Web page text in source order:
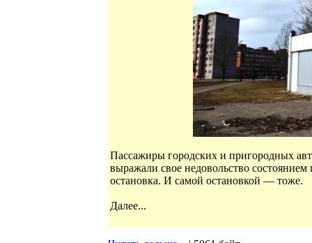
Пассажиры городских и пригородных
выражали свое недовольство
остановка. И самой остановкой — тоже.
Далее...